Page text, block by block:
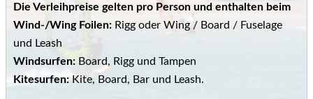
Die Verleihpreise gelten pro Person und enthalten beim
Wind-/Wing Foilen: Rigg oder Wing / Board / Fuselage
und Leash
Windsurfen: Board, Rigg und Tampen
Kitesurfen:Kite, Board, Bar und Leash.